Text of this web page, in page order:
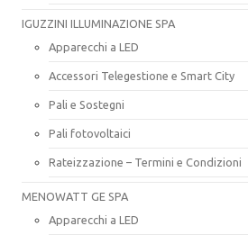
IGUZZINI ILLUMINAZIONE SPA
Apparecchi a LED
Accessori Telegestione e Smart City
Pali e Sostegni
Pali fotovoltaici
Rateizzazione – Termini e Condizioni
MENOWATT GE SPA
Apparecchi a LED